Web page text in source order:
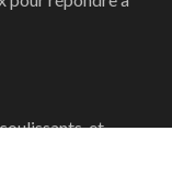
et